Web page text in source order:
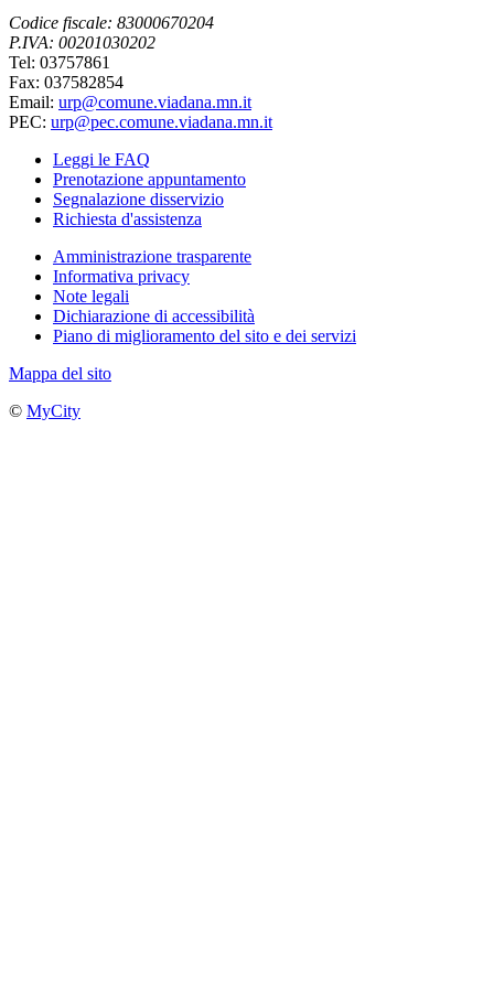
Codice fiscale: 83000670204
P.IVA: 00201030202
Tel: 03757861
Fax: 037582854
Email: urp@comune.viadana.mn.it
PEC: urp@pec.comune.viadana.mn.it
Leggi le FAQ
Prenotazione appuntamento
Segnalazione disservizio
Richiesta d'assistenza
Amministrazione trasparente
Informativa privacy
Note legali
Dichiarazione di accessibilità
Piano di miglioramento del sito e dei servizi
Mappa del sito
© MyCity